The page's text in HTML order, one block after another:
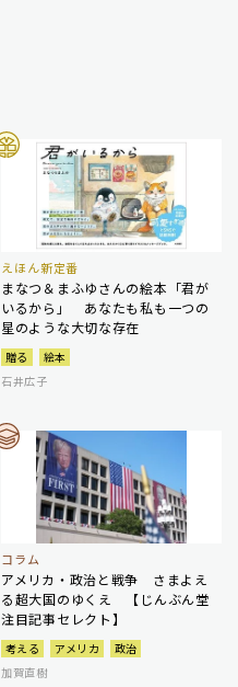
えほん新定番
まなつ＆まふゆさんの絵本「君が
いるから」 あなたも私も一つの
星のような大切な存在
贈る
絵本
石井広子
コラム
アメリカ・政治と戦争 さまよえ
る超大国のゆくえ 【じんぶん堂
注目記事セレクト】
考える アメリカ
政治
加賀直樹